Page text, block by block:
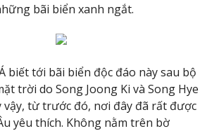
bãi biển xanh ngắt.
biết tới bãi biển độc đáo này sau bộ
trời do Song Joong Ki và Song Hye
vậy, từ trước đó, nơi đây đã rất được
yêu thích. Không nằm trên bờ